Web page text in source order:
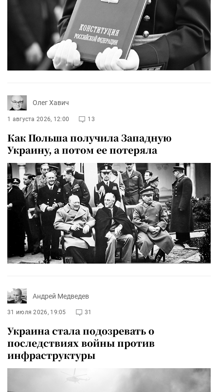
Олег Хавич
1 августа 2026, 12:00 13
Как Польша получила Западную
Украину, а потом ее потеряла
Андрей Медведев
31 июля 2026, 19:05 31
Украина стала подозревать о
последствиях войны против
инфраструктуры